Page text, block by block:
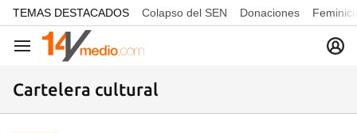
common.go-to-content
TEMAS DESTACADOS Colapso del SEN Donaciones
Navegación
Cartelera cultural